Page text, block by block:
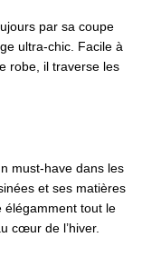
par sa coupe
ultra-chic. Facile à
robe, il traverse les
must-have dans les
et ses matières
élégamment tout le
cœur de l’hiver.